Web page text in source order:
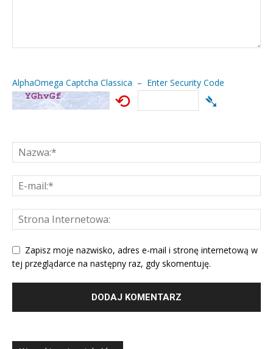
AlphaOmega Captcha Classica – Enter Security Code
⟲ ➴
Zapisz moje nazwisko, adres e-mail i stronę internetową w
tej przeglądarce na następny raz, gdy skomentuję.